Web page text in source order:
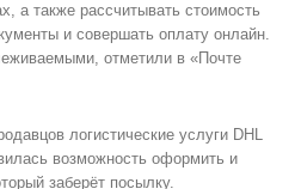
а также рассчитывать стоимость
и совершать оплату онлайн.
отметили в «Почте
логистические услуги DHL
возможность оформить и
заберёт посылку.